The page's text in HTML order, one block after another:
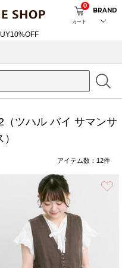
カート
0
BRAND
ツハル バイ サマンサ
アイテム数： 12件